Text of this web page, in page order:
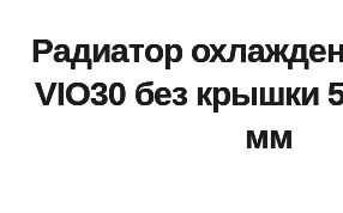
Радиатор
VIO30 без крышки
мм